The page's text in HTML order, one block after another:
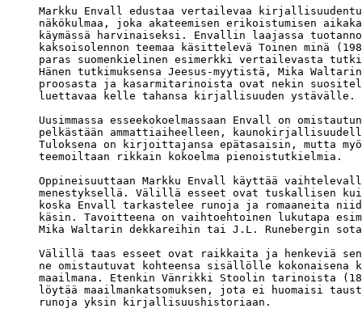
Markku Envall edustaa vertailevaa
näkökulmaa, joka akateemisen erikoistumisen
käymässä harvinaiseksi. Envallin laajassa
kaksoisolennon teemaa käsittelevä Toinen minä
paras suomenkielinen esimerkki vertailevasta
Hänen tutkimuksensa Jeesus-myytistä, Mika
proosasta ja kasarmitarinoista ovat nekin
luettavaa kelle tahansa kirjallisuuden ystävälle.
Uusimmassa esseekokoelmassaan Envall on
pelkästään ammattiaiheelleen,
Tuloksena on kirjoittajansa epätasaisin, mutta
teemoiltaan rikkain kokoelma pienoistutkielmia.
Oppineisuuttaan Markku Envall käyttää
menestyksellä. Välillä esseet ovat tuskallisen
koska Envall tarkastelee runoja ja romaaneita
käsin. Tavoitteena on vaihtoehtoinen lukutapa
Mika Waltarin dekkareihin tai J.L. Runebergin
Välillä taas esseet ovat raikkaita ja henkeviä
ne omistautuvat kohteensa sisällölle
maailmana. Etenkin Vänrikki Stoolin tarinoista
löytää maailmankatsomuksen, jota ei huomaisi
runoja yksin kirjallisuushistoriaan.